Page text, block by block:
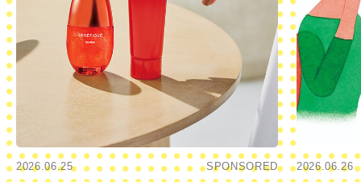
2026.06.25 SPONSORED 2026.06.26